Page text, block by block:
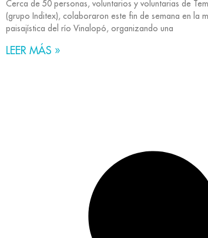
Cerca de 50 personas, voluntarios y voluntarias de
(grupo Inditex), colaboraron este fin de semana en la
paisajística del río Vinalopó, organizando una
LEER MÁS »